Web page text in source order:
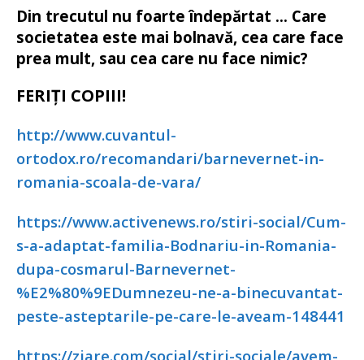
Din trecutul nu foarte îndepărtat … Care
societatea este mai bolnavă, cea care face
prea mult, sau cea care nu face nimic?
FERIȚI COPIII!
http://www.cuvantul-
ortodox.ro/recomandari/barnevernet-in-
romania-scoala-de-vara/
https://www.activenews.ro/stiri-social/Cum-
s-a-adaptat-familia-Bodnariu-in-Romania-
dupa-cosmarul-Barnevernet-
%E2%80%9EDumnezeu-ne-a-binecuvantat-
peste-asteptarile-pe-care-le-aveam-148441
https://ziare.com/social/stiri-sociale/avem-